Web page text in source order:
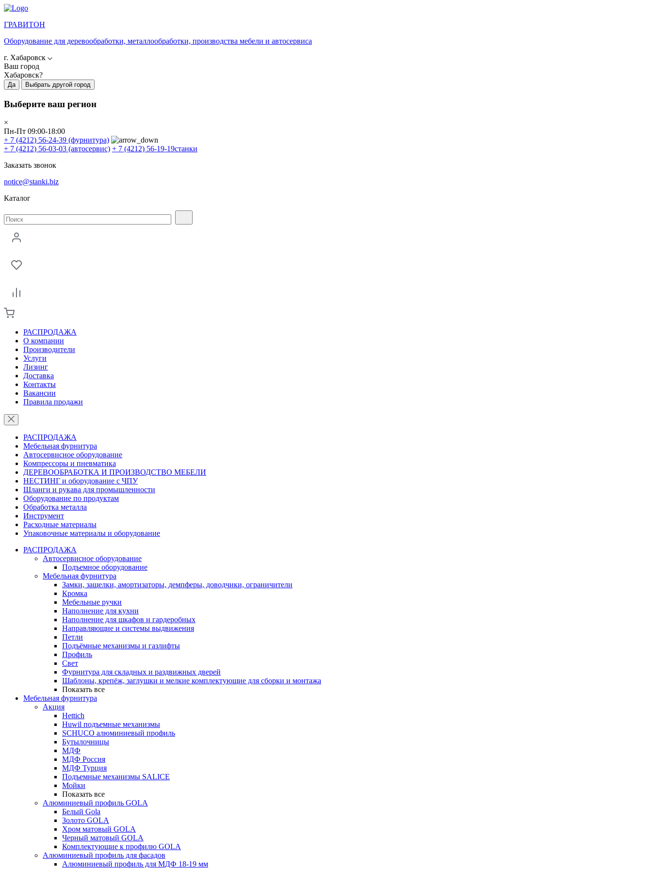
ГРАВИТОН
Оборудование для деревообработки, металлообработки, производства мебели и автосервиса
г. Хабаровск
Ваш город
Хабаровск?
Да Выбрать другой город
Выберите ваш регион
×
Пн-Пт 09:00-18:00
+ 7 (4212) 56-24-39 (фурнитура)
+ 7 (4212) 56-03-03 (автосервис) + 7 (4212) 56-19-19станки
Заказать звонок
notice@stanki.biz
Каталог
РАСПРОДАЖА
О компании
Производители
Услуги
Лизинг
Доставка
Контакты
Вакансии
Правила продажи
РАСПРОДАЖА
Мебельная фурнитура
Автосервисное оборудование
Компрессоры и пневматика
ДЕРЕВООБРАБОТКА И ПРОИЗВОДСТВО МЕБЕЛИ
НЕСТИНГ и оборудование с ЧПУ
Шланги и рукава для промышленности
Оборудование по продуктам
Обработка металла
Инструмент
Расходные материалы
Упаковочные материалы и оборудование
РАСПРОДАЖА
Автосервисное оборудование
Подъемное оборудование
Мебельная фурнитура
Замки, защелки, амортизаторы, демпферы, доводчики, ограничители
Кромка
Мебельные ручки
Наполнение для кухни
Наполнение для шкафов и гардеробных
Направляющие и системы выдвижения
Петли
Подъёмные механизмы и газлифты
Профиль
Свет
Фурнитура для складных и раздвижных дверей
Шаблоны, крепёж, заглушки и мелкие комплектующие для сборки и монтажа
Показать все
Мебельная фурнитура
Акция
Hettich
Huwil подъемные механизмы
SCHUCO алюминиевый профиль
Бутылочницы
МДФ
МДФ Россия
МДФ Турция
Подъемные механизмы SALICE
Мойки
Показать все
Алюминиевый профиль GOLA
Белый Gola
Золото GOLA
Хром матовый GOLA
Черный матовый GOLA
Комплектующие к профилю GOLA
Алюминиевый профиль для фасадов
Алюминиевый профиль для МДФ 18-19 мм